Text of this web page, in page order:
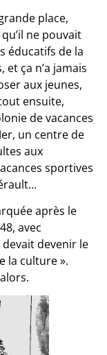
place,
ne pouvait
éducatifs de la
et ça n’a jamais
aux jeunes,
ensuite,
de vacances
un centre de
aux
sportives
après le
avec
devenir le
la culture ».